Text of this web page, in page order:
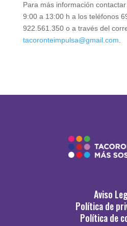
Para más información
9:00 a 13:00 h a los teléfonos
922.561.350 o a través del
tacoronteimpulsa@gmail.com
Aviso
Política de
Política de